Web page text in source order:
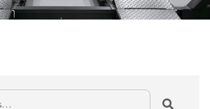
INSTALLAZIONI
CONTATTI